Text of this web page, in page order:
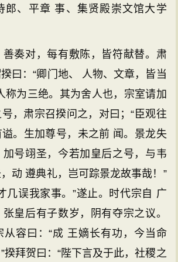
郎、平章 事、集贤殿崇文馆大学
对，每有敷陈，皆符献替。肃
曰：“卿门地、 人物、文章，皆当
称为三绝。其为舍人也，宗室请加
号，肃宗召揆问之，对曰；“臣观往
。生加尊号，未之前 闻。景龙失
号翊圣，今若加皇后之号，与韦
动 遵典礼，岂可踪景龙故事哉！”
几误我家事。”遂止。时代宗自 广
皇后有子数岁，阴有夺宗之议。
从容曰：“成 王嫡长有功，今当命
揆拜贺曰：“陛下言及于此，社稷之